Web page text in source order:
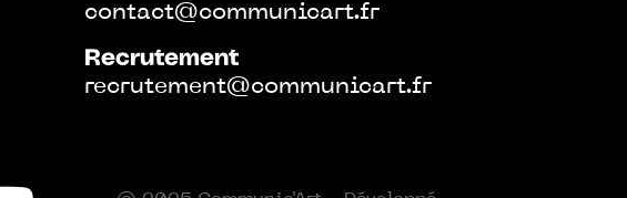
contact@communicart.fr
Recrutement
recrutement@communicart.fr